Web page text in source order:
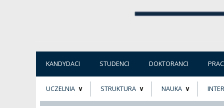
KANDYDACI STUDENCI DOKTORANCI
UCZELNIA STRUKTURA NAUKA